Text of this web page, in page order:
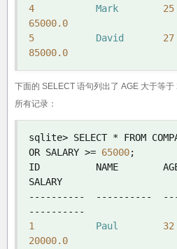
4
Mark 25
65000.0
5
David 27
85000.0
下面的 SELECT 语句列出了 AGE 大于等于
所有记录：
sqlite> SELECT * FROM
OR SALARY >= 65000;
ID          NAME
----------
----------
----------
1
Paul 32
20000.0